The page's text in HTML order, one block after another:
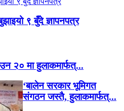
९ बुँदे ज्ञापनपत्र
२० मा हुलाकमार्फत्...
‘बालेन सरकार भूमिगत
संगठन जस्तै, हुलाकमार्फत्...